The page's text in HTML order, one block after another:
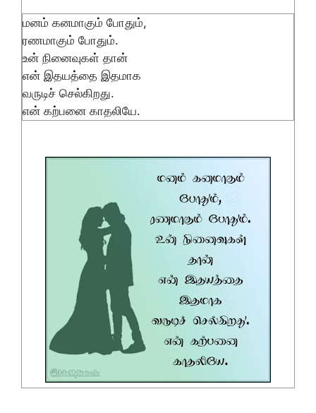
மனம் கனமாகும் போதும்,
ரணமாகும் போதும்.
உன் நினைவுகள் தான்
என் இதயத்தை இதமாக
வருடிச் செல்கிறது.
என் கற்பனை காதலியே.